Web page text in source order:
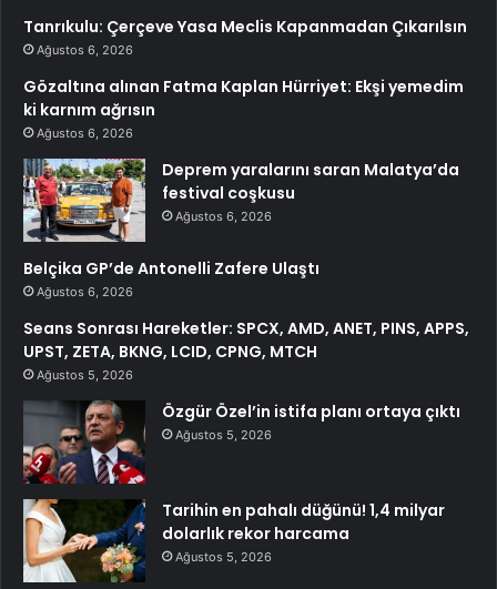
Tanrıkulu: Çerçeve Yasa Meclis Kapanmadan Çıkarılsın
Ağustos 6, 2026
Gözaltına alınan Fatma Kaplan Hürriyet: Ekşi yemedim
ki karnım ağrısın
Ağustos 6, 2026
Deprem yaralarını saran Malatya’da
festival coşkusu
Ağustos 6, 2026
Belçika GP’de Antonelli Zafere Ulaştı
Ağustos 6, 2026
Seans Sonrası Hareketler: SPCX, AMD, ANET, PINS, APPS,
UPST, ZETA, BKNG, LCID, CPNG, MTCH
Ağustos 5, 2026
Özgür Özel’in istifa planı ortaya çıktı
Ağustos 5, 2026
Tarihin en pahalı düğünü! 1,4 milyar
dolarlık rekor harcama
Ağustos 5, 2026